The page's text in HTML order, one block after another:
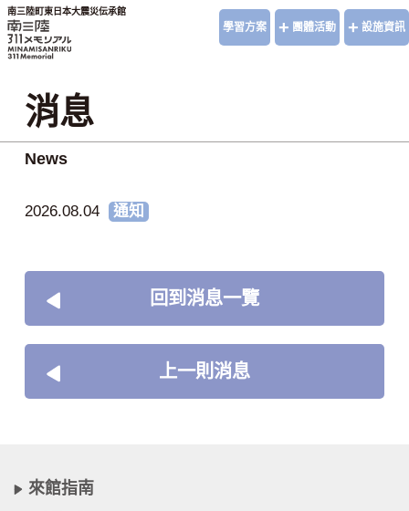
南三陸町東日本大震災伝承館
學習方案 + 團體活動 + 設施資訊
消息
News
2026.08.04 通知
回到消息一覽
上一則消息
來館指南